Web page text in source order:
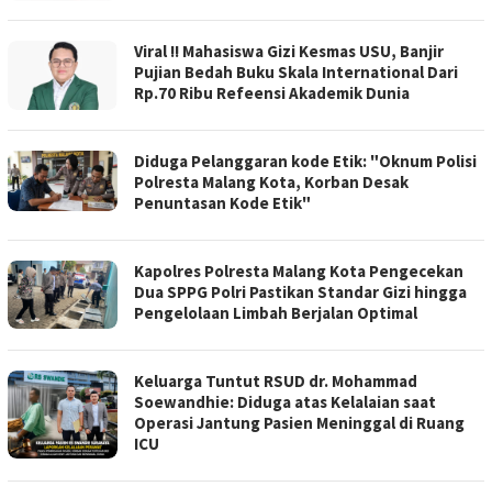
Viral !! Mahasiswa Gizi Kesmas USU, Banjir
Pujian Bedah Buku Skala International Dari
Rp.70 Ribu Refeensi Akademik Dunia
Diduga Pelanggaran kode Etik: "Oknum Polisi
Polresta Malang Kota, Korban Desak
Penuntasan Kode Etik"
Kapolres Polresta Malang Kota Pengecekan
Dua SPPG Polri Pastikan Standar Gizi hingga
Pengelolaan Limbah Berjalan Optimal
Keluarga Tuntut RSUD dr. Mohammad
Soewandhie: Diduga atas Kelalaian saat
Operasi Jantung Pasien Meninggal di Ruang
ICU